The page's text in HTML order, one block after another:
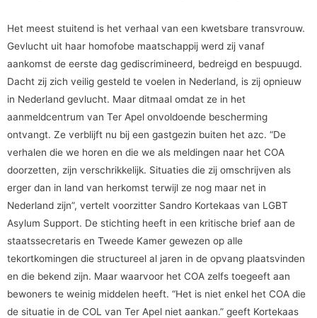
Het meest stuitend is het verhaal van een kwetsbare transvrouw.
Gevlucht uit haar homofobe maatschappij werd zij vanaf
aankomst de eerste dag gediscrimineerd, bedreigd en bespuugd.
Dacht zij zich veilig gesteld te voelen in Nederland, is zij opnieuw
in Nederland gevlucht. Maar ditmaal omdat ze in het
aanmeldcentrum van Ter Apel onvoldoende bescherming
ontvangt. Ze verblijft nu bij een gastgezin buiten het azc. “De
verhalen die we horen en die we als meldingen naar het COA
doorzetten, zijn verschrikkelijk. Situaties die zij omschrijven als
erger dan in land van herkomst terwijl ze nog maar net in
Nederland zijn”, vertelt voorzitter Sandro Kortekaas van LGBT
Asylum Support. De stichting heeft in een kritische brief aan de
staatssecretaris en Tweede Kamer gewezen op alle
tekortkomingen die structureel al jaren in de opvang plaatsvinden
en die bekend zijn. Maar waarvoor het COA zelfs toegeeft aan
bewoners te weinig middelen heeft. “Het is niet enkel het COA die
de situatie in de COL van Ter Apel niet aankan.” geeft Kortekaas